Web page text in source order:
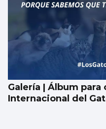
Galería | Álbum para
Internacional del